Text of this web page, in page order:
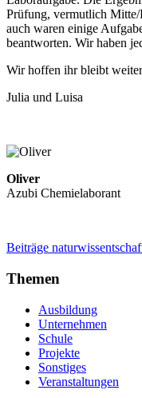
Prüfung, vermutlich
auch waren einige
beantworten. Wir haben
Wir hoffen ihr bleibt
Julia und Luisa
Oliver
Azubi Chemielaborant
Beiträge
Themen
Ausbildung
Unternehmen
Schule
Projekte
Sonstiges
Veranstaltungen